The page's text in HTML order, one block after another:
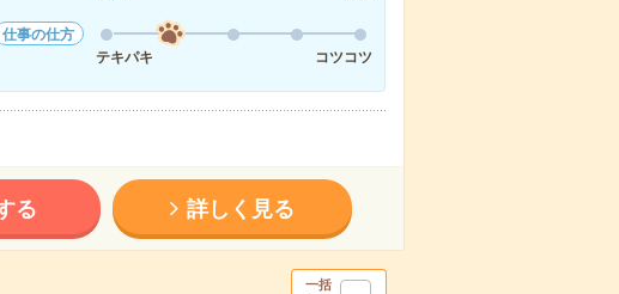
仕事の仕方
テキパキ
コツコツ
る 詳しく見る
一括